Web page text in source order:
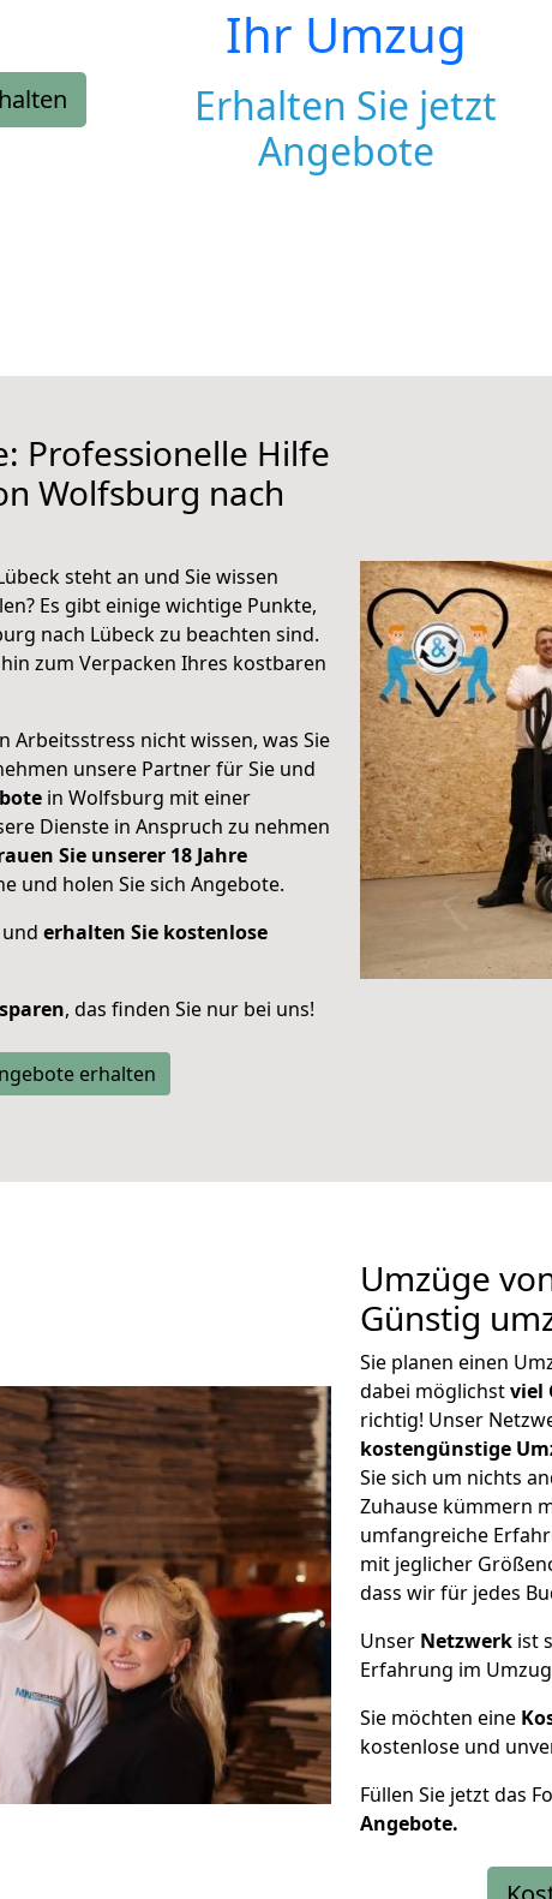
Ihr Umzug
Erhalten Sie jetzt
Angebote
Professionelle Hilfe
Wolfsburg nach
steht an und Sie wissen
Es gibt einige wichtige Punkte,
nach Lübeck zu beachten sind.
zum Verpacken Ihres kostbaren
Arbeitsstress nicht wissen, was Sie
unsere Partner für Sie und
in Wolfsburg mit einer
Dienste in Anspruch zu nehmen
Sie unserer 18 Jahre
und holen Sie sich Angebote.
erhalten Sie kostenlose
, das finden Sie nur bei uns!
erhalten
Umzüge
Günstig
Sie planen einen
dabei möglichstviel
richtig! Unser
kostengünstige
Sie sich um nichts
Zuhause kümmern
umfangreiche
mit jeglicher
dass wir für jedes
Unser Netzwerk ist
Erfahrung im
Sie möchten eine
kostenlose und
Füllen Sie jetzt das
Angebote.